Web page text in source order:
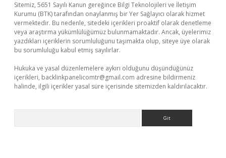
Sitemiz, 5651 Sayılı Kanun gereğince Bilgi Teknolojileri ve İletişim
Kurumu (BTK) tarafından onaylanmış bir Yer Sağlayıcı olarak hizmet
vermektedir. Bu nedenle, sitedeki içerikleri proaktif olarak denetleme
veya araştırma yükümlülüğümüz bulunmamaktadır. Ancak, üyelerimiz
yazdıkları içeriklerin sorumluluğunu taşımakta olup, siteye üye olarak
bu sorumluluğu kabul etmiş sayılırlar.
Hukuka ve yasal düzenlemelere aykırı olduğunu düşündüğünüz
içerikleri, backlinkpanelicomtr@gmail.com adresine bildirmeniz
halinde, ilgili içerikler yasal süre içerisinde sitemizden kaldırılacaktır.